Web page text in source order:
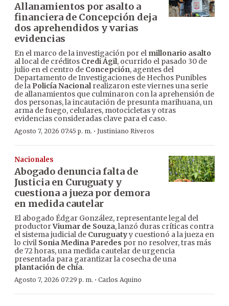
Allanamientos por asalto a
financiera de Concepción deja
dos aprehendidos y varias
evidencias
En el marco de la investigación por el millonario asalto
al local de créditos Credi Ágil, ocurrido el pasado 30 de
julio en el centro de Concepción, agentes del
Departamento de Investigaciones de Hechos Punibles
de la Policía Nacionalrealizaron este viernes una serie
de allanamientos que culminaron con la aprehensión de
dos personas, la incautación de presunta marihuana, un
arma de fuego, celulares, motocicletas y otras
evidencias consideradas clave para el caso.
Agosto 7, 2026 07:45 p. m. · Justiniano Riveros
Nacionales
Abogado denuncia falta de
Justicia en Curuguaty y
cuestiona a jueza por demora
en medida cautelar
El abogado Édgar González, representante legal del
productorViumar de Souza, lanzó duras críticas contra
el sistema judicial de Curuguatyy cuestionó a la jueza en
lo civil Sonia Medina Paredes por no resolver, tras más
de 72 horas, una medida cautelar de urgencia
presentada para garantizar la cosecha de una
plantación de chía.
Agosto 7, 2026 07:29 p. m. · Carlos Aquino